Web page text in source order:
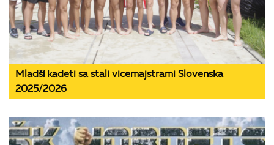
Mladší kadeti sa stali vicemajstrami Slovenska
2025/2026